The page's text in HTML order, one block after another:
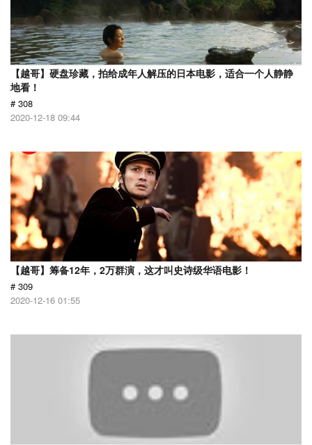
【越哥】硬盘珍藏，拍给成年人解压的日本电影，适合一个人静静
地看！
# 308
2020-12-18 09:44
【越哥】筹备12年，2万群演，这才叫史诗级华语电影！
# 309
2020-12-16 01:55